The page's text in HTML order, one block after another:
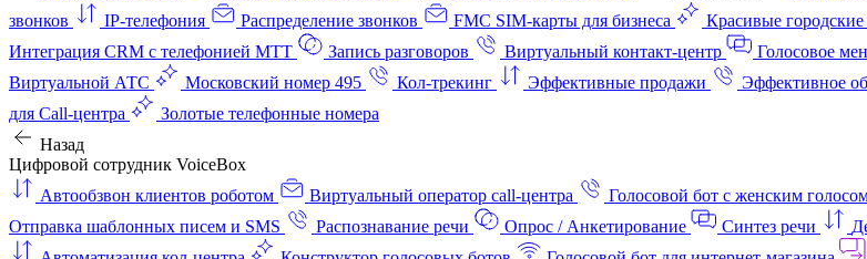
звонков
IP-телефония Распределение звонков FMC SIM-карты для бизнеса Красивые
Интеграция CRM с телефонией МТТ
Запись разговоров Виртуальный контакт‑центр Голосовое
Виртуальной АТС
Московский номер 495 Кол-трекинг Эффективные продажи Эффективное
для Call-центра
Золотые телефонные номера
Назад
Цифровой сотрудник VoiceBox
Автообзвон клиентов роботом
Виртуальный оператор call-центра Голосовой бот с женским
Отправка шаблонных писем и SMS
Распознавание речи Опрос / Анкетирование Синтез речи